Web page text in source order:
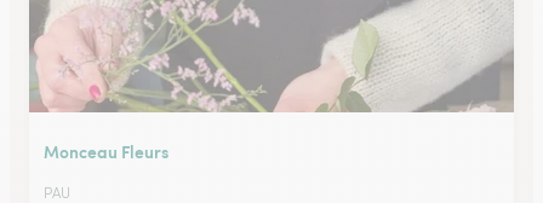
Monceau Fleurs
PAU